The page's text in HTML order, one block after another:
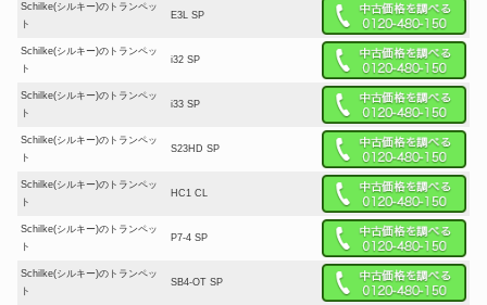
Schilke(シルキー)のトランペッ
ト
E3L SP
Schilke(シルキー)のトランペッ
ト
i32 SP
Schilke(シルキー)のトランペッ
ト
i33 SP
Schilke(シルキー)のトランペッ
ト
S23HD SP
Schilke(シルキー)のトランペッ
ト
HC1 CL
Schilke(シルキー)のトランペッ
ト
P7-4 SP
Schilke(シルキー)のトランペッ
ト
SB4-OT SP